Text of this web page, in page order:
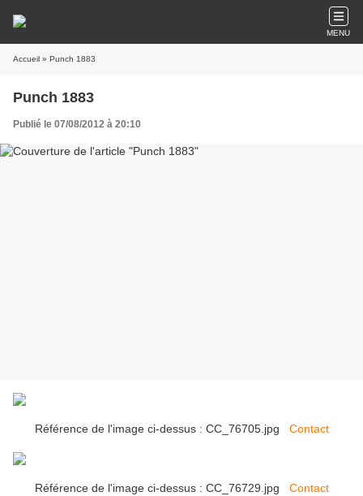
MENU
Accueil » Punch 1883
Punch 1883
Publié le 07/08/2012 à 20:10
Référence de l'image ci-dessus : CC_76705.jpg Contact
Référence de l'image ci-dessus : CC_76729.jpg Contact